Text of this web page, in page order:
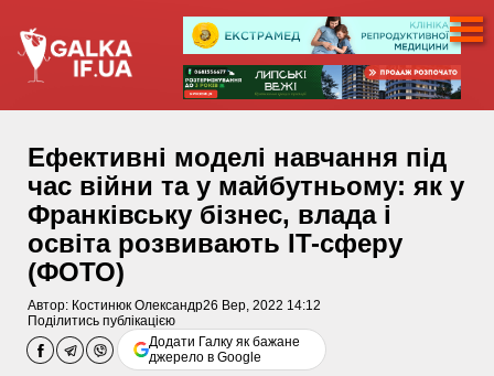
Ефективні моделі навчання під
час війни та у майбутньому: як у
Франківську бізнес, влада і
освіта розвивають IT-сферу
(ФОТО)
Автор: Костинюк Олександр26 Вер, 2022 14:12
Поділитись публікацією
Додати Галку як бажане
джерело в Google